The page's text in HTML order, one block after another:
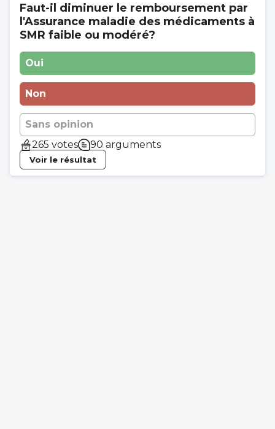
Faut-il diminuer le remboursement par
l'Assurance maladie des médicaments à
SMR faible ou modéré?
Oui
Non
Sans opinion
265 votes
90 arguments
Voir le résultat